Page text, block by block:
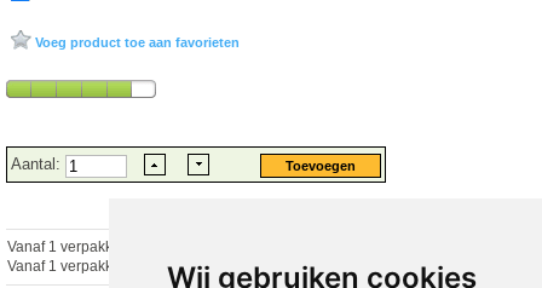
Wij gebruiken cookies
Voeg product toe aan favorieten
Aantal:
Vanaf 1 verpakking
Vanaf 1 verpakking
€ 5.78 excl. € 6.99 incl. 21% BTW